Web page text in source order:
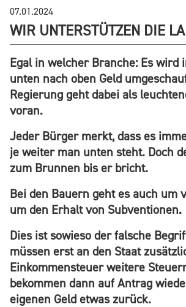
07.01.2024
WIR UNTERSTÜTZEN DIE
Egal in welcher Branche: Es wird
unten nach oben Geld
Regierung geht dabei als
voran.
Jeder Bürger merkt, dass es
je weiter man unten steht. Doch
zum Brunnen bis er bricht.
Bei den Bauern geht es auch um
um den Erhalt von Subventionen.
Dies ist sowieso der falsche
müssen erst an den Staat
Einkommensteuerweitere
bekommen dann auf Antrag
eigenen Geld etwas zurück.